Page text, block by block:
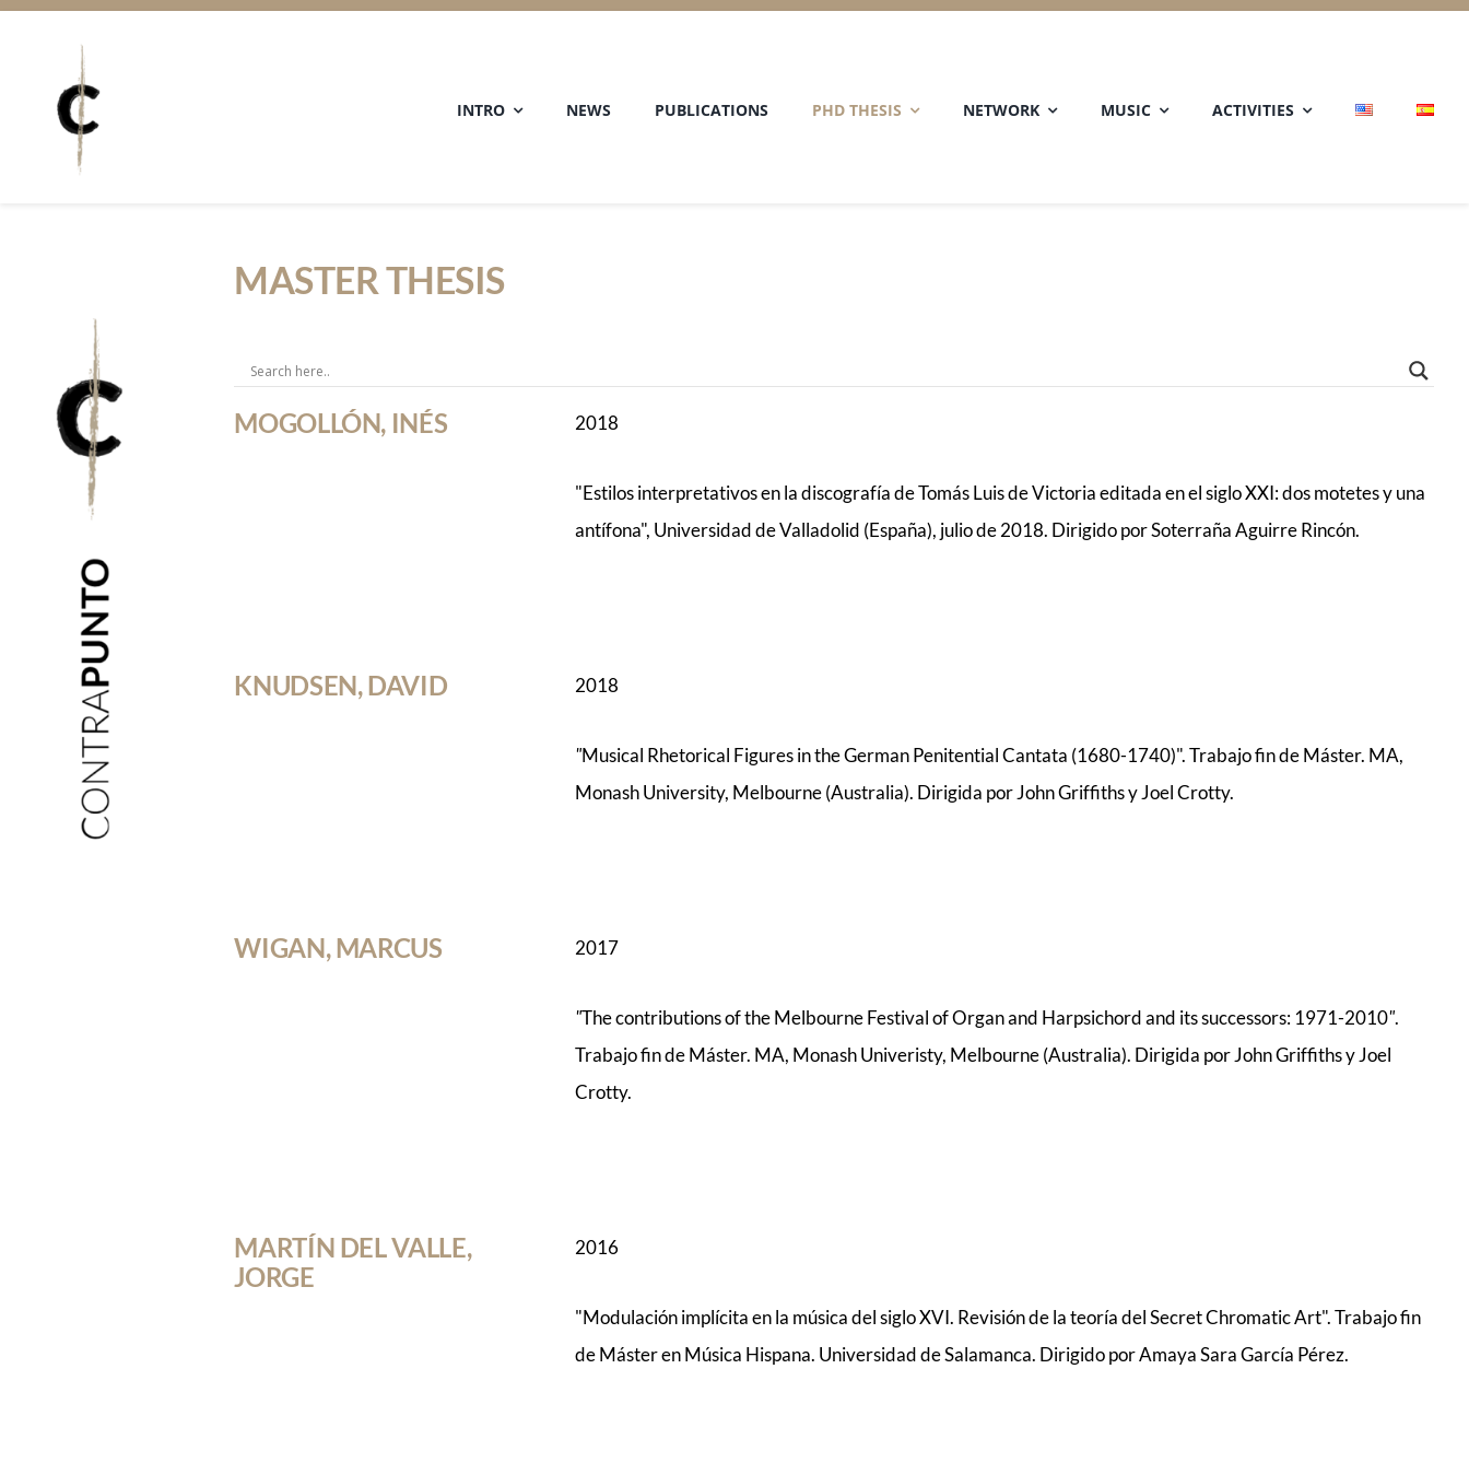
Skip
content
INTRO NEWS PUBLICATIONS PHD THESIS NETWORK MUSIC ACTIVITIES
MASTER THESIS
MOGOLLÓN, INÉS 2018
"Estilos interpretativos en la discografía de Tomás Luis de Victoria editada en el siglo XXI: dos motetes y una
antífona", Universidad de Valladolid (España), julio de 2018. Dirigido por Soterraña Aguirre Rincón.
KNUDSEN, DAVID 2018
"Musical Rhetorical Figures in the German Penitential Cantata (1680-1740)". Trabajo fin de Máster. MA,
Monash University, Melbourne (Australia). Dirigida por John Griffiths y Joel Crotty.
WIGAN, MARCUS 2017
"The contributions of the Melbourne Festival of Organ and Harpsichord and its successors: 1971-2010".
Trabajo fin de Máster. MA, Monash Univeristy, Melbourne (Australia). Dirigida por John Griffiths y Joel
Crotty.
MARTÍN DEL VALLE,
JORGE
2016
"Modulación implícita en la música del siglo XVI. Revisión de la teoría del Secret Chromatic Art". Trabajo fin
de Máster en Música Hispana. Universidad de Salamanca. Dirigido por Amaya Sara García Pérez.